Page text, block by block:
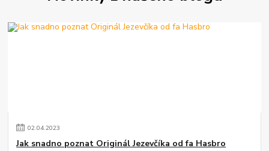
02.04.2023
Jak snadno poznat Originál Jezevčíka od fa Hasbro